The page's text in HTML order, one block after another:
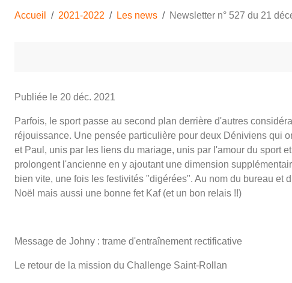
Accueil 2021-2022 Les news Newsletter n° 527 du 21
Publiée le 20 déc. 2021
Parfois, le sport passe au second plan derrière d'autres
réjouissance. Une pensée particulière pour deux Déniviens qui
et Paul, unis par les liens du mariage, unis par l'amour du sport
prolongent l'ancienne en y ajoutant une dimension
bien vite, une fois les festivités "digérées". Au nom du bureau
Noël mais aussi une bonne fet Kaf (et un bon relais !!)
Message de Johny : trame d'entraînement rectificative
Le retour de la mission du Challenge Saint-Rollan